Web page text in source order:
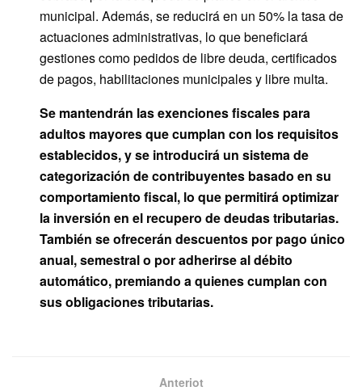
municipal. Además, se reducirá en un 50% la tasa de
actuaciones administrativas, lo que beneficiará
gestiones como pedidos de libre deuda, certificados
de pagos, habilitaciones municipales y libre multa.
Se mantendrán las exenciones fiscales para
adultos mayores que cumplan con los requisitos
establecidos, y se introducirá un sistema de
categorización de contribuyentes basado en su
comportamiento fiscal, lo que permitirá optimizar
la inversión en el recupero de deudas tributarias.
También se ofrecerán descuentos por pago único
anual, semestral o por adherirse al débito
automático, premiando a quienes cumplan con
sus obligaciones tributarias.
Anteriot